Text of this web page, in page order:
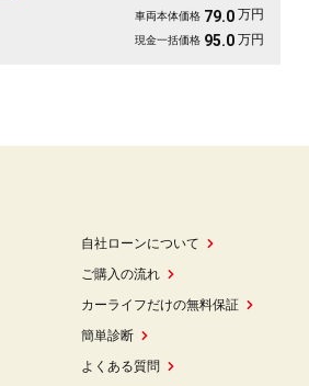
い勝手も欲張れる一台です👍《1年保証付》
車両本体価格 79.0 万円
現金一括価格 95.0 万円
自社ローンについて
ご購入の流れ
カーライフだけの無料保証
簡単診断
よくある質問